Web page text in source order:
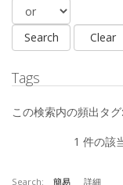
Tags
この検索内の頻出タグ:
1 件の該
Search: 簡易 詳細